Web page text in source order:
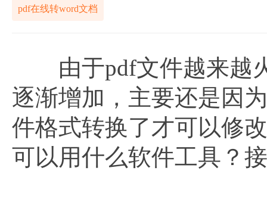
pdf在线转word文档
由于pdf文件越来越火
逐渐增加，主要还是因
件格式转换了才可以修
可以用什么软件工具？